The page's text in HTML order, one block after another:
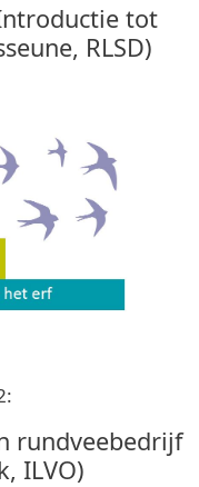
tot
RLSD)
rundveebedrijf
ILVO)